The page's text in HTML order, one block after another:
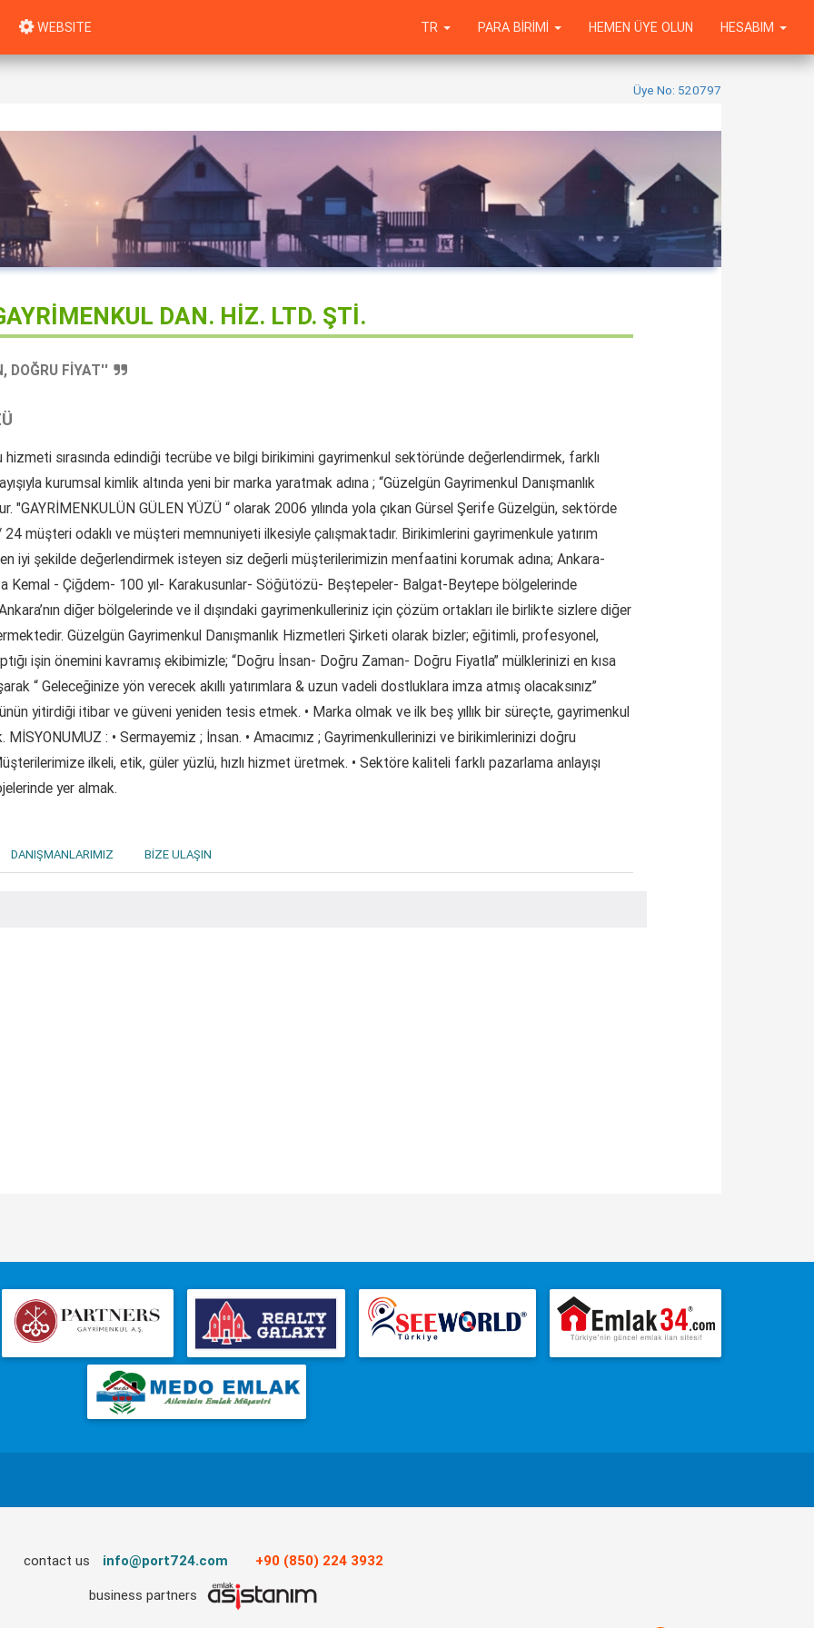
WEBSITE HESABIM
HEMEN ÜYE OLUN
PARA BIRIMI
TR
Üye No: 520797
DAN. HİZ. LTD. ŞTİ.
DOĞRU FİYAT''
hizmeti sırasında edindiği tecrübe ve bilgi birikimini gayrimenkul sektöründe değerlendirmek, farklı
kurumsal kimlik altında yeni bir marka yaratmak adına ; “Güzelgün Gayrimenkul Danışmanlık
GÜLEN YÜZÜ “ olarak 2006 yılında yola çıkan Gürsel Şerife Güzelgün, sektörde
müşteri odaklı ve müşteri memnuniyeti ilkesiyle çalışmaktadır. Birikimlerini gayrimenkule yatırım
iyi şekilde değerlendirmek isteyen siz değerli müşterilerimizin menfaatini korumak adına; Ankara-
Kemal - Çiğdem- 100 yıl- Karakusunlar- Söğütözü- Beştepeler- Balgat-Beytepe bölgelerinde
diğer bölgelerinde ve il dışındaki gayrimenkulleriniz için çözüm ortakları ile birlikte sizlere diğer
Güzelgün Gayrimenkul Danışmanlık Hizmetleri Şirketi olarak bizler; eğitimli, profesyonel,
işin önemini kavramış ekibimizle; “Doğru İnsan- Doğru Zaman- Doğru Fiyatla” mülklerinizi en kısa
“ Geleceğinize yön verecek akıllı yatırımlara & uzun vadeli dostluklara imza atmış olacaksınız”
yitirdiği itibar ve güveni yeniden tesis etmek. • Marka olmak ve ilk beş yıllık bir süreçte, gayrimenkul
: • Sermayemiz ; İnsan. • Amacımız ; Gayrimenkullerinizi ve birikimlerinizi doğru
ilkeli, etik, güler yüzlü, hızlı hizmet üretmek. • Sektöre kaliteli farklı pazarlama anlayışı
yer almak.
DANIŞMANLARIMIZ BIZE ULAŞIN
contact us info@port724.com
+90 (850) 224 3932
business partners